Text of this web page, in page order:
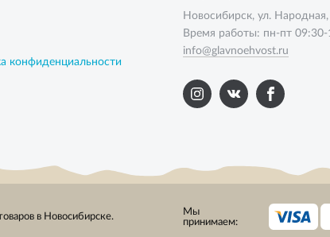
конфиденциальности
Новосибирск, ул.
Время работы: пн-пт
info@glavnoehvost.ru
в Новосибирске.
Мы
принимаем: